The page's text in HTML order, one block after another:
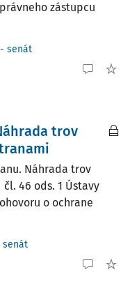
zástupcu
senát
trov
Náhrada trov
46 ods. 1 Ústavy
o ochrane
senát